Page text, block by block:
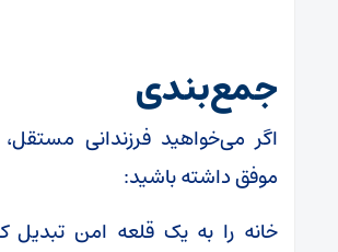
جمع‌بندی
اگر می‌خواهید فرزندانی
موفق داشته باشید:
خانه را به یک قلعه امن تبدیل